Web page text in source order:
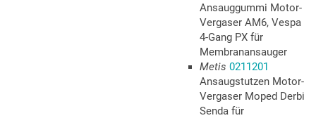
Ansauggummi Motor-
Vergaser AM6, Vespa
4-Gang PX für
Membranansauger
Metis 0211201
Ansaugstutzen Motor-
Vergaser Moped Derbi
Senda für